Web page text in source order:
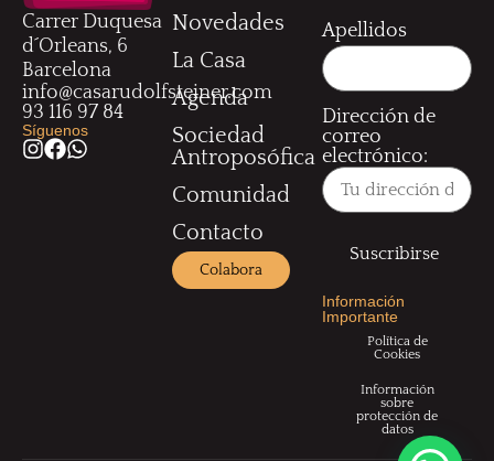
Carrer Duquesa
d´Orleans, 6
Barcelona
info@casarudolfsteiner.com
93 116 97 84
Síguenos
Novedades
La Casa
Agenda
Sociedad
Antroposófica
Comunidad
Contacto
Colabora
Apellidos
Dirección de
correo
electrónico:
Información
Importante
Política de
Cookies
Información
sobre
protección de
datos